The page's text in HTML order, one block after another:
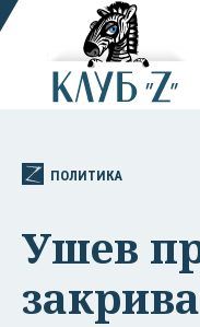
ПОЛИТИКА
Ушев